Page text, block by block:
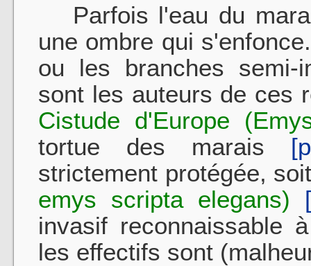
Parfois l'eau du
une ombre qui
ou les branches semi-
sont les auteurs de ces
Cistude d'Europe
tortue des marais
strictement protégée,
emys scripta elegans)
invasif reconnaissable
les effectifs sont